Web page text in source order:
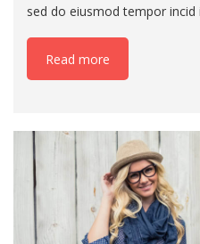
sed do eiusmod tempor
incid idunt ut labore. Porem
consectetur adip isicing elit,
dolor sit amet, consectetur
tempor incid idunt ut labore
enim ad minim veniam
labore
Read more